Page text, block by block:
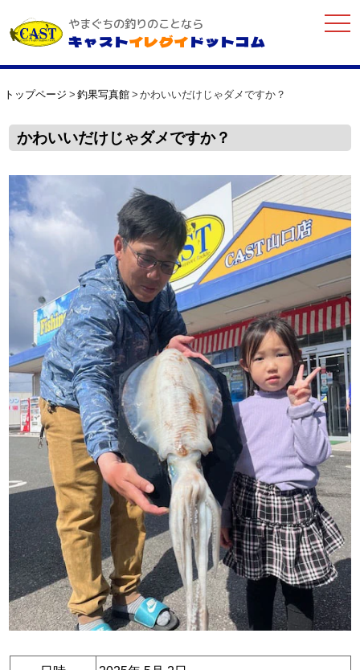
やまぐちの釣りのことなら
キャストイレグイドットコム
トップページ 釣果写真館 かわいいだけじゃダメですか？
かわいいだけじゃダメですか？